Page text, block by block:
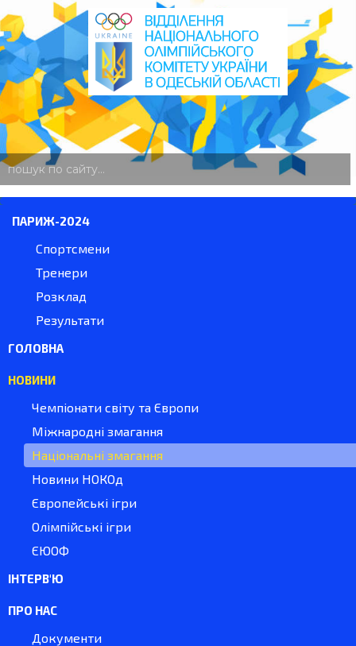
пошук
по
ПАРИЖ-2024
Спортсмени
Тренери
Розклад
Результати
ГОЛОВНА
НОВИНИ
Чемпіонати світу та Європи
Міжнародні змагання
Національні змагання
Новини НОКОд
Європейські ігри
Олімпійські ігри
ЄЮОФ
ІНТЕРВ'Ю
ПРО НАС
Документи